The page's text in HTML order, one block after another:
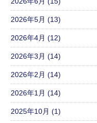
2026年5月 (13)
2026年4月 (12)
2026年3月 (14)
2026年2月 (14)
2026年1月 (14)
2025年10月 (1)